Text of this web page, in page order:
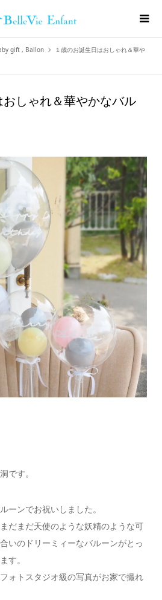
gift , Ballon
１歳のお誕生日はおしゃれ＆華や
おしゃれ＆華やかなバル
です。
ーンでお祝いしました。
だまだ天使のような妖精のような可
いのドリーミィーなバルーンがとっ
す。
ォトスタジオ級の写真がお家で撮れ